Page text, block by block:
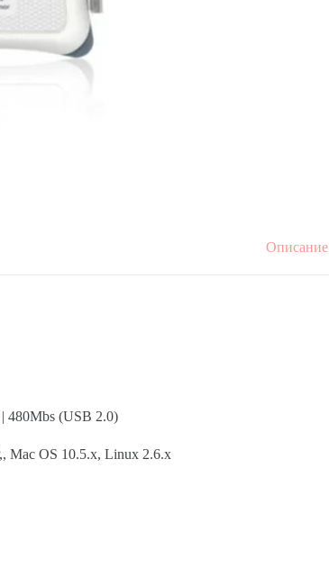
Описание
480Mbs (USB 2.0)
Mac OS 10.5.x, Linux 2.6.x